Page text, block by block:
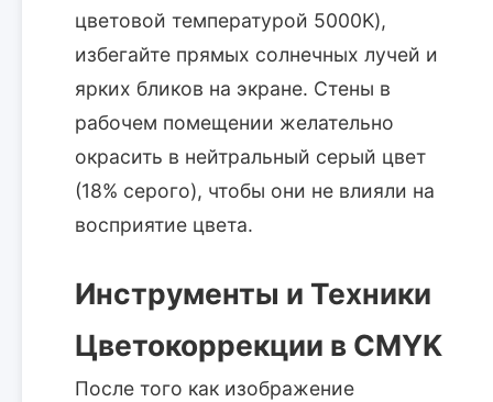
цветовой температурой 5000K),
избегайте прямых солнечных лучей и
ярких бликов на экране. Стены в
рабочем помещении желательно
окрасить в нейтральный серый цвет
(18% серого), чтобы они не влияли на
восприятие цвета.
Инструменты и Техники
Цветокоррекции в CMYK
После того как изображение